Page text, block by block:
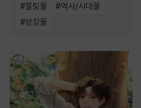
#힐링물 #역사/시대물
#성장물